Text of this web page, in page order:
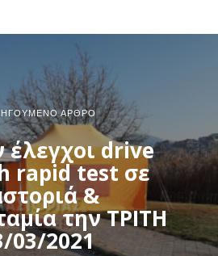
ΆΡΘΡΟ
drive
rapid test σε
&
την ΤΡΙΤΗ
03/2021